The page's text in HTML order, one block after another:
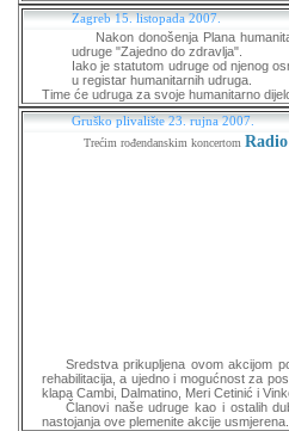
Zagreb 15. listopada 2007.
Nakon donošenja Plana
udruge "Zajedno do zdravlja".
Iako je statutom udruge od njenog
u registar humanitarnih udruga.
Time će udruga za svoje humanitarno
Gruško plivalište 23. rujna 2007.
Trećim rođendanskim koncertom
Sredstva prikupljena ovom akcijom
rehabilitacija, a ujedno i mogućnost za
klapa Cambi, Dalmatino, Meri Cetinić i
Članovi naše udruge kao i ostalih
nastojanja ove plemenite akcije usmjerena.